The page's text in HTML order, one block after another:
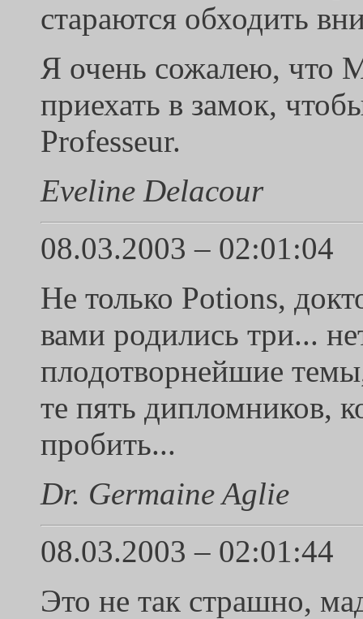
стараются обходить
Я очень сожалею, что
приехать в замок,
Professeur.
Eveline Delacour
08.03.2003 – 02:01:04
Не только Potions,
вами родились три...
плодотворнейшие
те пять дипломников,
пробить...
Dr. Germaine Aglie
08.03.2003 – 02:01:44
Это не так страшно,